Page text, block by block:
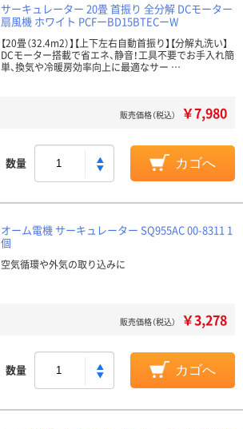
サーキュレーター 20畳 首振り 全分解 DCモーター
扇風機 ホワイト PCFーBD15BTECーW
【20畳（32.4m2）】【上下左右自動首振り】【分解丸洗い】
DCモーター搭載で省エネ、静音！工具不要でお手入れ簡
単、換気や冷暖房効率向上に最適なサー …
販売価格（税込） ￥7,980
数量 カゴへ
オーム電機 サーキュレーター SQ955AC 00-8311 1
個
空気循環や外気の取り込みに
販売価格（税込） ￥3,278
数量 カゴへ